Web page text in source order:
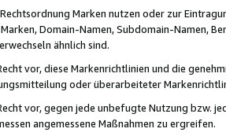
Marken nutzen oder zur
Domain-Namen, Subdomain-Namen,
ähnlich sind.
vor, diese Markenrichtlinien und die
oder überarbeiteter
vor, gegen jede unbefugte Nutzung bzw.
angemessene Maßnahmen zu ergreifen.